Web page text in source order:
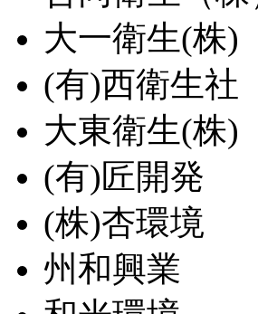
大一衛生(株)
(有)西衛生社
大東衛生(株)
(有)匠開発
(株)杏環境
州和興業